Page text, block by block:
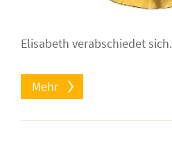
Elisabeth verabschiedet sich.
Mehr